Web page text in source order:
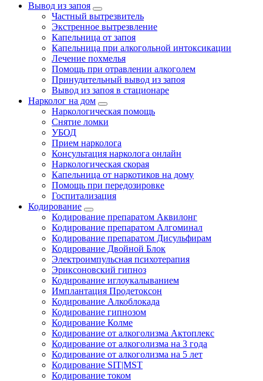
Вывод из запоя
Частный вытрезвитель
Экстренное вытрезвление
Капельница от запоя
Капельница при алкогольной интоксикации
Лечение похмелья
Помощь при отравлении алкоголем
Принудительный вывод из запоя
Вывод из запоя в стационаре
Нарколог на дом
Наркологическая помощь
Снятие ломки
УБОД
Прием нарколога
Консультация нарколога онлайн
Наркологическая скорая
Капельница от наркотиков на дому
Помощь при передозировке
Госпитализация
Кодирование
Кодирование препаратом Аквилонг
Кодирование препаратом Алгоминал
Кодирование препаратом Дисульфирам
Кодирование Двойной Блок
Электроимпульсная психотерапия
Эриксоновский гипноз
Кодирование иглоукалыванием
Имплантация Продетоксон
Кодирование Алкоблокада
Кодирование гипнозом
Кодирование Колме
Кодирование от алкоголизма Актоплекс
Кодирование от алкоголизма на 3 года
Кодирование от алкоголизма на 5 лет
Кодирование SIT|MST
Кодирование током